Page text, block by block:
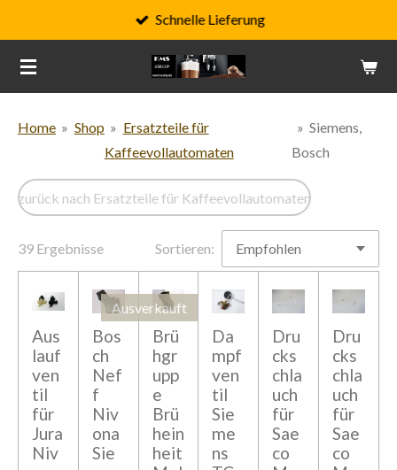
Hauptinhalt
springen
Schnelle Lieferung
Home » Shop » Ersatzteile für
Kaffeevollautomaten
» Siemens,
Bosch
zurück nach Ersatzteile für Kaffeevollautomaten
39 Ergebnisse Sortieren:
Aus
lauf
ven
til
für
Jura
Niv
Bos
ch
Nef
f
Niv
ona
Sie
Ausverkauft
Brü
hgr
upp
e
Brü
hein
heit
Da
mpf
ven
til
Sie
me
ns
Dru
cks
chla
uch
für
Sae
co
Dru
cks
chla
uch
für
Sae
co